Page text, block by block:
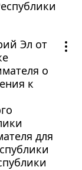
Эл от
о
к
для